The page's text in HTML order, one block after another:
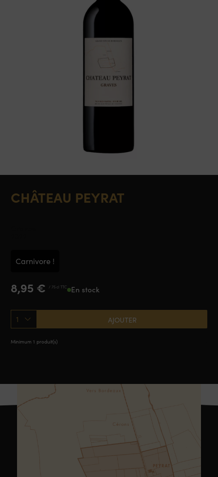
CHÂTEAU PEYRAT
8,95 € / 75 cl TTC En stock
1 AJOUTER
Minimum 1 produit(s)
Carnivore !